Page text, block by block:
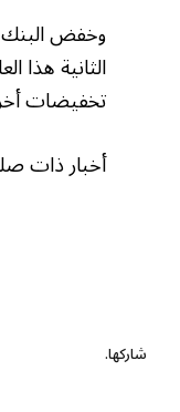
الثانية هذا
تخفيضات أخرى
أخبار ذات
شاركها.